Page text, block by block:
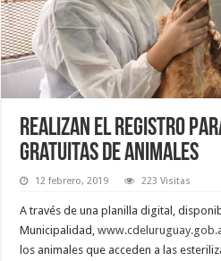
Realizan el registro
gratuitas de animales
12 febrero, 2019 223 Visitas
A través de una planilla digital,
Municipalidad,
los animales que acceden a las